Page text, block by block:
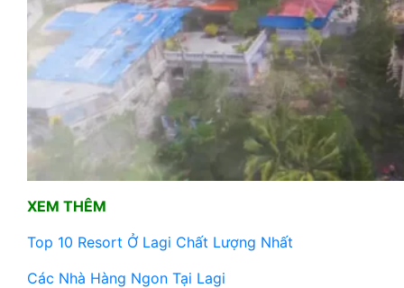
XEM THÊM
Top 10 Resort Ở Lagi Chất Lượng Nhất
Các Nhà Hàng Ngon Tại Lagi